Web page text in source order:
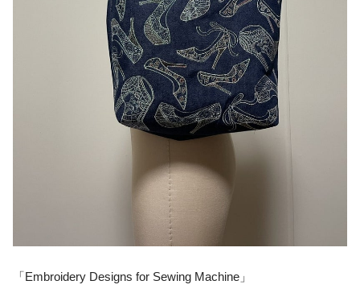
「Embroidery Designs for Sewing Machine」